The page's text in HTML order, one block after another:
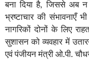
बना दिया है, जिससे अब
भ्रष्टाचार की संभावनाएँ
नागरिकों दोनों के लिए
सुशासन को व्यवहार में
एवं पंजीयन मंत्री ओ.पी.